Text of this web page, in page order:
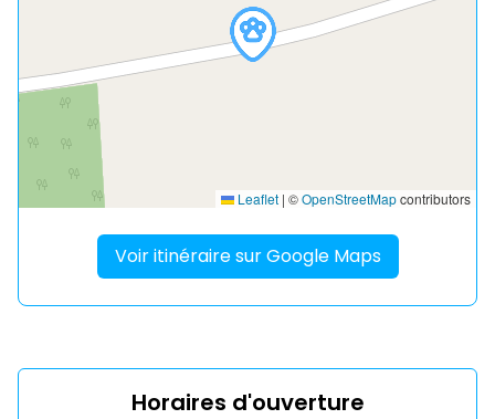
Leaflet | ©OpenStreetMapcontributors
Voir itinéraire sur Google Maps
Horaires d'ouverture